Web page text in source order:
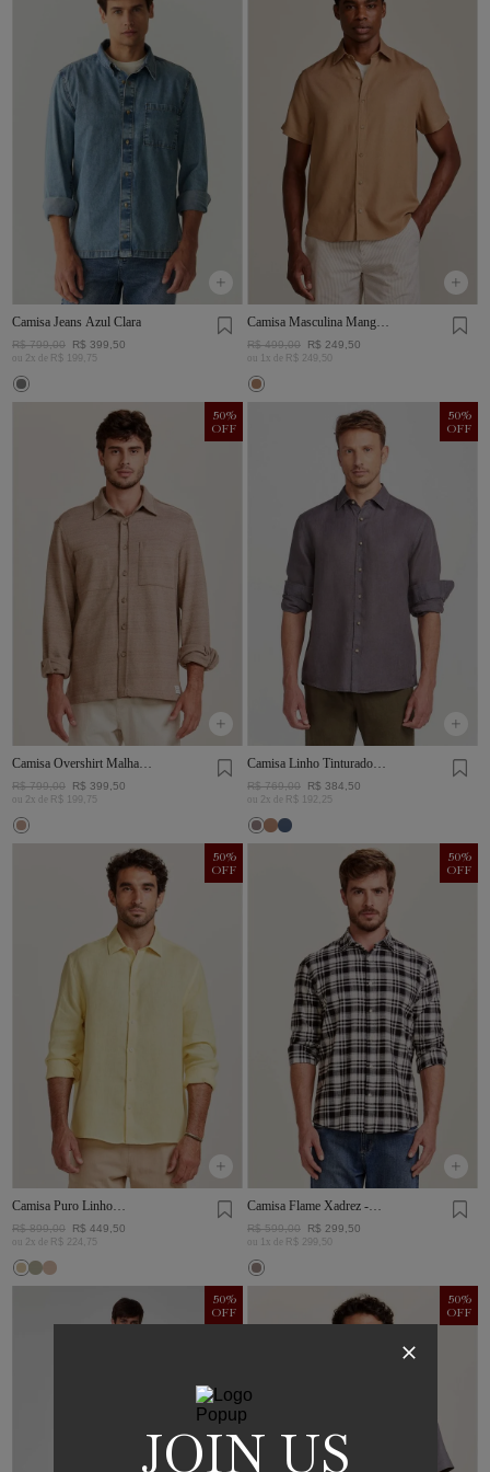
Camisa Jeans Azul Clara
R$ 799,00 R$ 399 50
ou 2 x de R$ 75
Camisa Masculina Manga
Curta Visco Linho
R$ 499,00 R$ 249 50
ou x de R$ 249 50
Camisa Overshirt Malha
Rústica Khaki
50%
OFF
R$ 799,00 R$ 399,50
ou 2 x de R$ 75
Camisa Linho Tinturado
50%
OFF
R$ 769,00 R$ 384,50
ou 2 x de R$ 192 25
Camisa Puro Linho
50%
OFF
R$ 899,00 R$ 449 50
ou 2 x de R$ 224 75
Camisa Flame Xadrez -
I23-Preto/Branco
50%
OFF
R$ 599,00 R$ 299 50
ou x de R$ 299 50
50%
OFF
50%
OFF
JOIN US